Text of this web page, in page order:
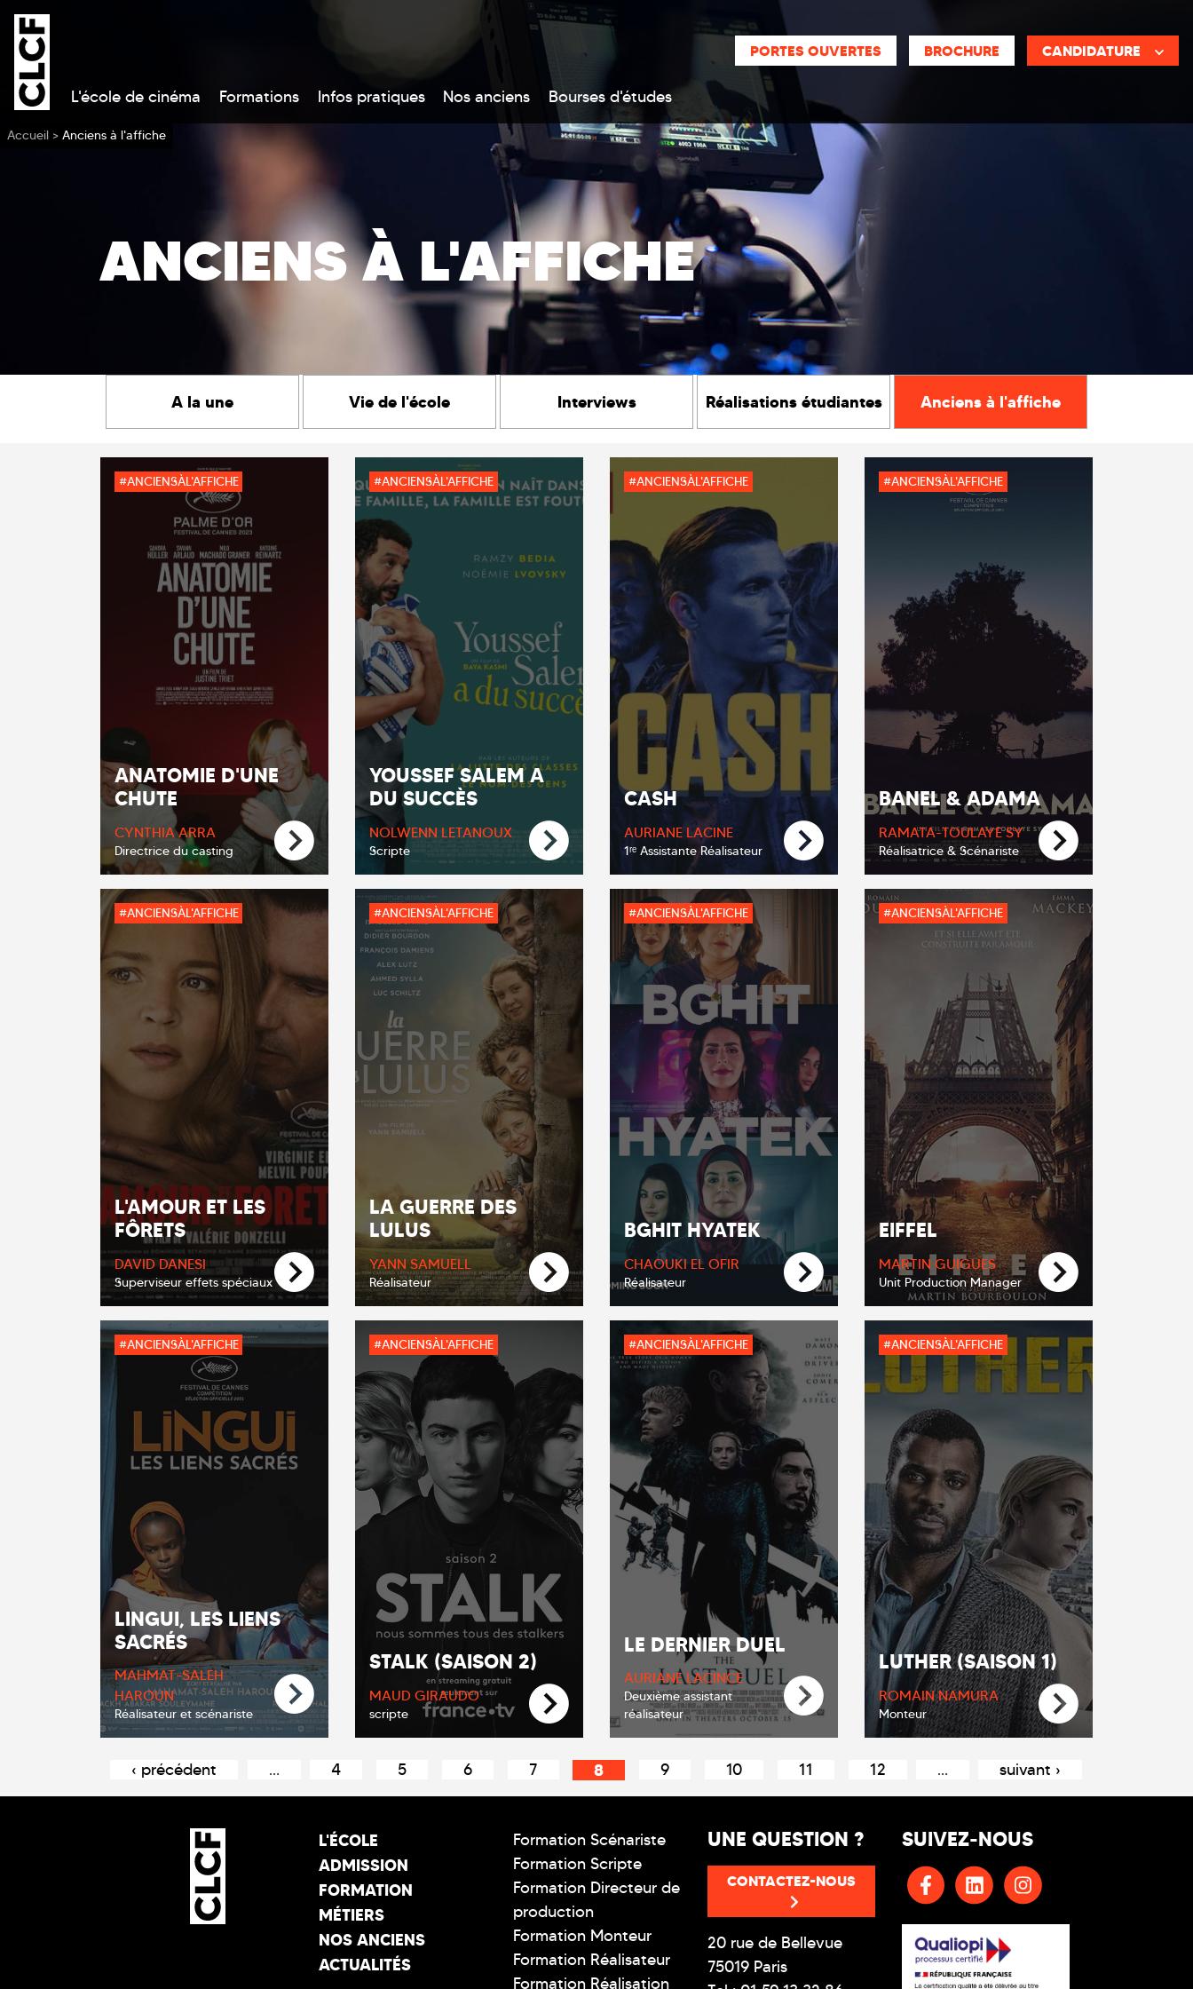
ANCIENS À L'AFFICHE
A la une Vie de l'école Interviews Réalisations étudiantes Anciens à l'affiche
#ANCIENSÀL'AFFICHE
ANATOMIE D'UNE
CHUTE
CYNTHIA ARRA
Directrice du casting
#ANCIENSÀL'AFFICHE
YOUSSEF SALEM A
DU SUCCÈS
NOLWENN LETANOUX
Scripte
#ANCIENSÀL'AFFICHE
CASH
AURIANE LACINE
1ʳᵉ Assistante Réalisateur
#ANCIENSÀL'AFFICHE
BANEL & ADAMA
RAMATA-TOULAYE SY
Réalisatrice & Scénariste
#ANCIENSÀL'AFFICHE
L'AMOUR ET LES
FÔRETS
DAVID DANESI
Superviseur effets spéciaux
#ANCIENSÀL'AFFICHE
LA GUERRE DES
LULUS
YANN SAMUELL
Réalisateur
#ANCIENSÀL'AFFICHE
BGHIT HYATEK
CHAOUKI EL OFIR
Réalisateur
#ANCIENSÀL'AFFICHE
EIFFEL
MARTIN GUIGUES
Unit Production Manager
#ANCIENSÀL'AFFICHE
LINGUI, LES LIENS
SACRÉS
MAHMAT-SALEH
HAROUN
Réalisateur et scénariste
#ANCIENSÀL'AFFICHE
STALK (SAISON 2)
MAUD GIRAUDO
scripte
#ANCIENSÀL'AFFICHE
LE DERNIER DUEL
AURIANE LACINCE
Deuxième assistant
réalisateur
#ANCIENSÀL'AFFICHE
LUTHER (SAISON 1)
ROMAIN NAMURA
Monteur
Pages
‹ précédent … 4 5 6 7 8 9 10 11 12 … suivant ›
PORTES OUVERTES BROCHURE CANDIDATURE
L'école de cinéma Formations Infos pratiques Nos anciens
Bourses d'études
Vous êtes ici
Accueil > Anciens à l'affiche
L'ÉCOLE
ADMISSION
FORMATION
MÉTIERS
NOS ANCIENS
ACTUALITÉS
Formation Scénariste
Formation Scripte
Formation Directeur de
production
Formation Monteur
Formation Réalisateur
Formation Réalisation
UNE QUESTION ?
CONTACTEZ-NOUS
20 rue de Bellevue
75019 Paris
SUIVEZ-NOUS